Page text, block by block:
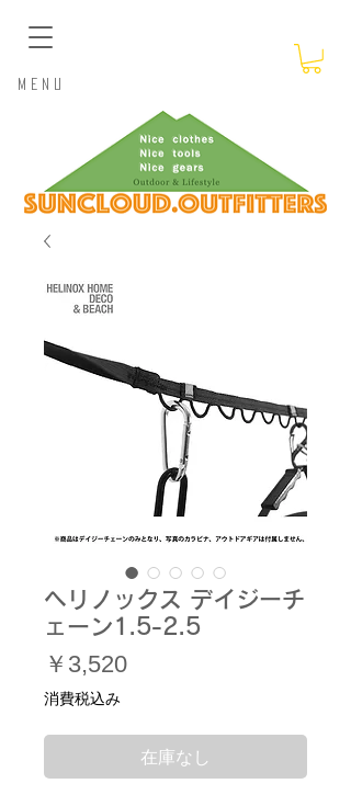
​Menu
ヘリノックス デイジーチ
ェーン1.5-2.5
￥3,520価
消費税込み
在庫なし